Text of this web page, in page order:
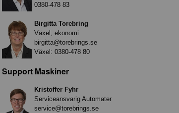
0380-478 83
Birgitta Torebring
Växel, ekonomi
birgitta@torebrings.se
Växel: 0380-478 80
Support Maskiner
Kristoffer Fyhr
Serviceansvarig Automater
service@torebrings.se